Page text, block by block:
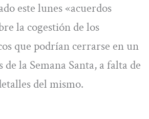
este lunes «acuerdos
la cogestión de los
que podrían cerrarse en un
la Semana Santa, a falta de
del mismo.